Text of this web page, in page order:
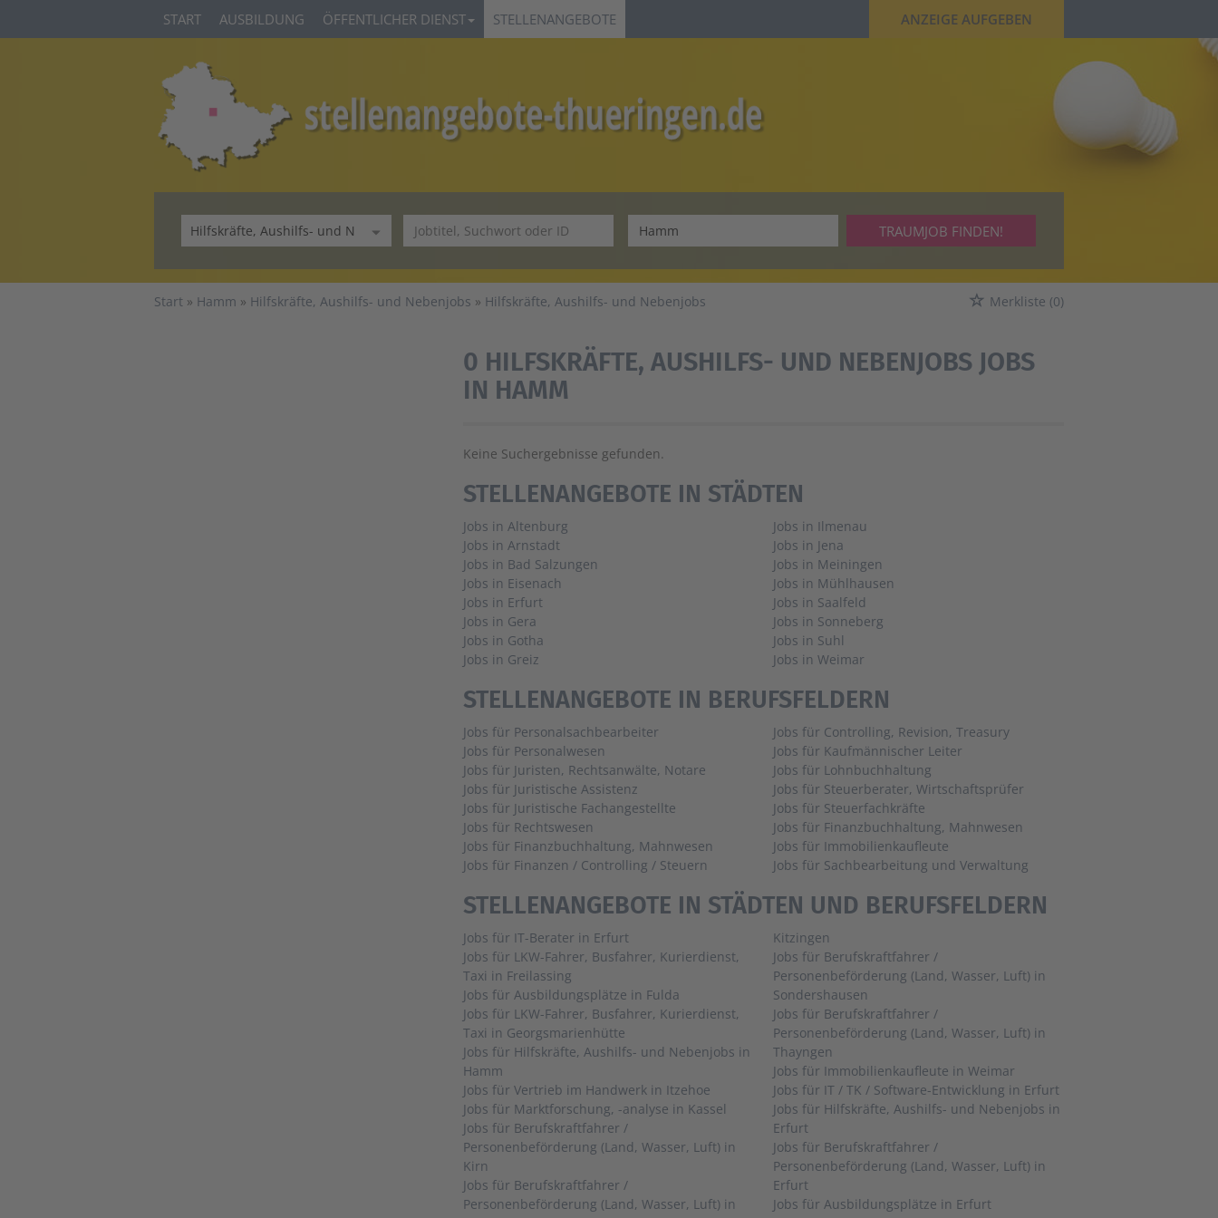
START AUSBILDUNG ÖFFENTLICHER DIENST STELLENANGEBOTE ANZEIGE AUFGEBEN
TRAUMJOB FINDEN!
Start Hamm Hilfskräfte, Aushilfs- und Nebenjobs Hilfskräfte, Aushilfs- und Nebenjobs Merkliste (0)
0 HILFSKRÄFTE, AUSHILFS- UND NEBENJOBS JOBS
IN HAMM
Keine Suchergebnisse gefunden.
STELLENANGEBOTE IN STÄDTEN
Jobs in Altenburg
Jobs in Arnstadt
Jobs in Bad Salzungen
Jobs in Eisenach
Jobs in Erfurt
Jobs in Gera
Jobs in Gotha
Jobs in Greiz
Jobs in Ilmenau
Jobs in Jena
Jobs in Meiningen
Jobs in Mühlhausen
Jobs in Saalfeld
Jobs in Sonneberg
Jobs in Suhl
Jobs in Weimar
STELLENANGEBOTE IN BERUFSFELDERN
Jobs für Personalsachbearbeiter
Jobs für Personalwesen
Jobs für Juristen, Rechtsanwälte, Notare
Jobs für Juristische Assistenz
Jobs für Juristische Fachangestellte
Jobs für Rechtswesen
Jobs für Finanzbuchhaltung, Mahnwesen
Jobs für Finanzen / Controlling / Steuern
Jobs für Controlling, Revision, Treasury
Jobs für Kaufmännischer Leiter
Jobs für Lohnbuchhaltung
Jobs für Steuerberater, Wirtschaftsprüfer
Jobs für Steuerfachkräfte
Jobs für Finanzbuchhaltung, Mahnwesen
Jobs für Immobilienkaufleute
Jobs für Sachbearbeitung und Verwaltung
STELLENANGEBOTE IN STÄDTEN UND BERUFSFELDERN
Jobs für IT-Berater in Erfurt
Jobs für LKW-Fahrer, Busfahrer, Kurierdienst,
Taxi in Freilassing
Jobs für Ausbildungsplätze in Fulda
Jobs für LKW-Fahrer, Busfahrer, Kurierdienst,
Taxi in Georgsmarienhütte
Jobs für Hilfskräfte, Aushilfs- und Nebenjobs in
Hamm
Jobs für Vertrieb im Handwerk in Itzehoe
Jobs für Marktforschung, -analyse in Kassel
Jobs für Berufskraftfahrer /
Personenbeförderung (Land, Wasser, Luft) in
Kirn
Jobs für Berufskraftfahrer /
Personenbeförderung (Land, Wasser, Luft) in
Kitzingen
Jobs für Berufskraftfahrer /
Personenbeförderung (Land, Wasser, Luft) in
Sondershausen
Jobs für Berufskraftfahrer /
Personenbeförderung (Land, Wasser, Luft) in
Thayngen
Jobs für Immobilienkaufleute in Weimar
Jobs für IT / TK / Software-Entwicklung in Erfurt
Jobs für Hilfskräfte, Aushilfs- und Nebenjobs in
Erfurt
Jobs für Berufskraftfahrer /
Personenbeförderung (Land, Wasser, Luft) in
Erfurt
Jobs für Ausbildungsplätze in Erfurt